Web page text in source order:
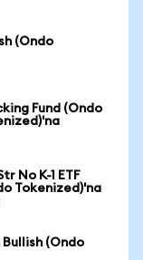
(Ondo
Fund (Ondo
No K-1 ETF
Tokenized)'na
(Ondo